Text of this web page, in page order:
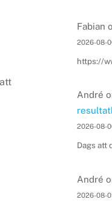
Fabian
2026-08-
https://
André
2026-08-
Dags att
André
2026-08-